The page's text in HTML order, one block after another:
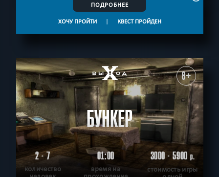
ПОДРОБНЕЕ
ХОЧУ ПРОЙТИ | КВЕСТ ПРОЙДЕН
8+
БУНКЕР
2 - 7
количество
01:00
время на
3000 - 5900р.
стоимость игры